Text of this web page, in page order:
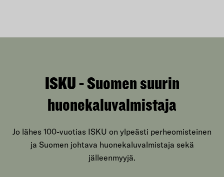
ISKU - Suomen suurin
huonekaluvalmistaja
Jo lähes 100-vuotias ISKU on ylpeästi perheomisteinen
ja Suomen johtava huonekaluvalmistaja sekä
jälleenmyyjä.